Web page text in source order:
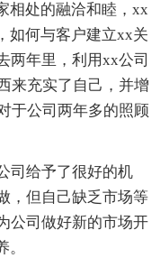
相处的融洽和睦，xx
如何与客户建立xx关
两年里，利用xx公司
来充实了自己，并增
于公司两年多的照顾
司给予了很好的机
，但自己缺乏市场等
公司做好新的市场开